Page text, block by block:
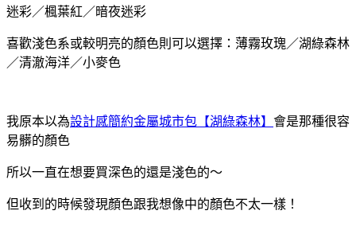
迷彩／楓葉紅／暗夜迷彩
喜歡淺色系或較明亮的顏色則可以選擇：薄霧玫瑰／湖綠森林
／清澈海洋／小麥色
我原本以為設計感簡約金屬城市包【湖綠森林】 會是那種很容
易髒的顏色
所以一直在想要買深色的還是淺色的～
但收到的時候發現顏色跟我想像中的顏色不太一樣！